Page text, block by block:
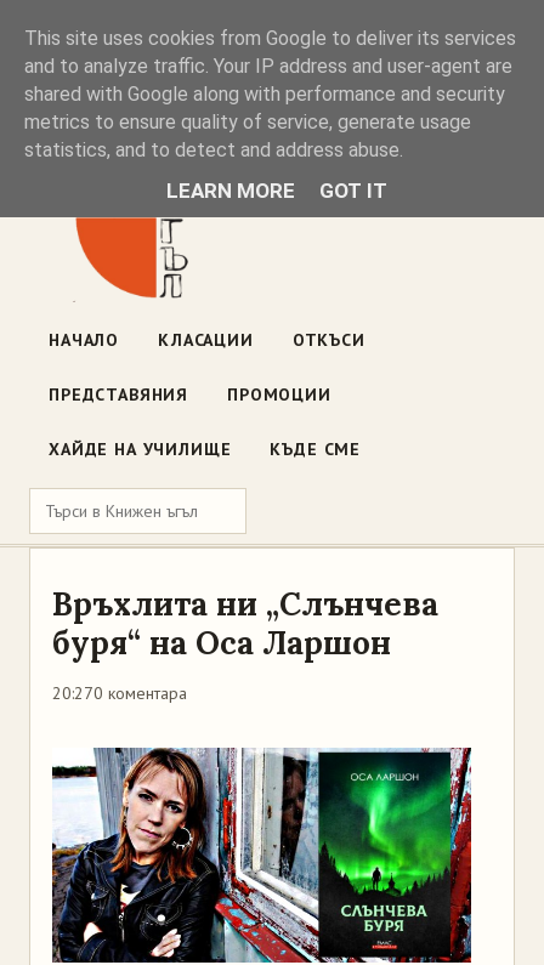
Книжен ъгъл
Блог на книжарницата — класации, откъси, нови книги
ул. „Оборище" 117, София· пон–пет 10:00–19:00 ·
НАЧАЛО КЛАСАЦИИ ОТКЪСИ
ПРЕДСТАВЯНИЯ ПРОМОЦИИ
ХАЙДЕ НА УЧИЛИЩЕ КЪДЕ СМЕ
Връхлита ни „Слънчева
буря“ на Оса Ларшон
20:270 коментара
This site uses cookies from Google to deliver its services
and to analyze traffic. Your IP address and user-agent are
shared with Google along with performance and security
metrics to ensure quality of service, generate usage
statistics, and to detect and address abuse.
LEARN MORE GOT IT